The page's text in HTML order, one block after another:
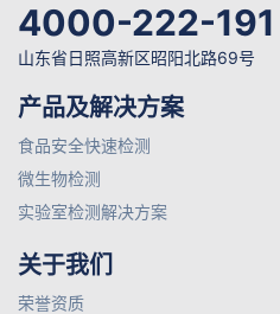
4000-222-191
山东省日照高新区昭阳北路69号
产品及解决方案
食品安全快速检测
微生物检测
实验室检测解决方案
关于我们
荣誉资质